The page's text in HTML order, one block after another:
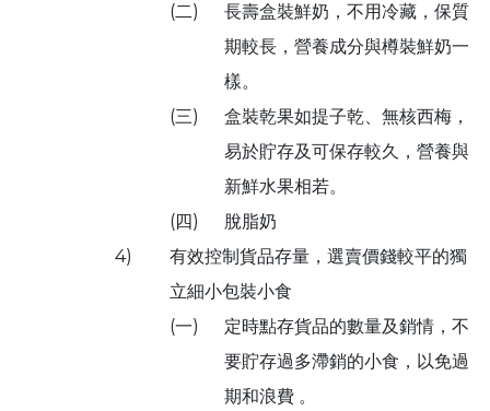
(二)
長壽盒裝鮮奶，不用冷藏，保質
期較長，營養成分與樽裝鮮奶一
樣。
(三)
盒裝乾果如提子乾、無核西梅，
易於貯存及可保存較久，營養與
新鮮水果相若。
(四)
脫脂奶
4)
有效控制貨品存量，選賣價錢較平的獨
立細小包裝小食
(一)
定時點存貨品的數量及銷情，不
要貯存過多滯銷的小食，以免過
期和浪費 。